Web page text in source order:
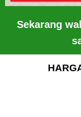
Sekarang